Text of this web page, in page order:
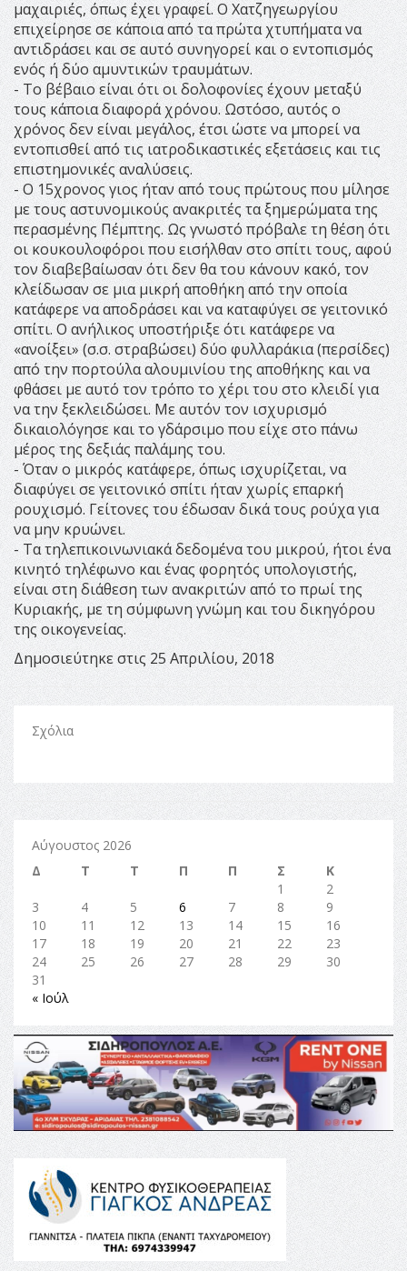
μαχαιριές, όπως έχει γραφεί. Ο Χατζηγεωργίου
επιχείρησε σε κάποια από τα πρώτα χτυπήματα να
αντιδράσει και σε αυτό συνηγορεί και ο εντοπισμός
ενός ή δύο αμυντικών τραυμάτων.
- Το βέβαιο είναι ότι οι δολοφονίες έχουν μεταξύ
τους κάποια διαφορά χρόνου. Ωστόσο, αυτός ο
χρόνος δεν είναι μεγάλος, έτσι ώστε να μπορεί να
εντοπισθεί από τις ιατροδικαστικές εξετάσεις και τις
επιστημονικές αναλύσεις.
- Ο 15χρονος γιος ήταν από τους πρώτους που μίλησε
με τους αστυνομικούς ανακριτές τα ξημερώματα της
περασμένης Πέμπτης. Ως γνωστό πρόβαλε τη θέση ότι
οι κουκουλοφόροι που εισήλθαν στο σπίτι τους, αφού
τον διαβεβαίωσαν ότι δεν θα του κάνουν κακό, τον
κλείδωσαν σε μια μικρή αποθήκη από την οποία
κατάφερε να αποδράσει και να καταφύγει σε γειτονικό
σπίτι. Ο ανήλικος υποστήριξε ότι κατάφερε να
«ανοίξει» (σ.σ. στραβώσει) δύο φυλλαράκια (περσίδες)
από την πορτούλα αλουμινίου της αποθήκης και να
φθάσει με αυτό τον τρόπο το χέρι του στο κλειδί για
να την ξεκλειδώσει. Με αυτόν τον ισχυρισμό
δικαιολόγησε και το γδάρσιμο που είχε στο πάνω
μέρος της δεξιάς παλάμης του.
- Όταν ο μικρός κατάφερε, όπως ισχυρίζεται, να
διαφύγει σε γειτονικό σπίτι ήταν χωρίς επαρκή
ρουχισμό. Γείτονες του έδωσαν δικά τους ρούχα για
να μην κρυώνει.
- Τα τηλεπικοινωνιακά δεδομένα του μικρού, ήτοι ένα
κινητό τηλέφωνο και ένας φορητός υπολογιστής,
είναι στη διάθεση των ανακριτών από το πρωί της
Κυριακής, με τη σύμφωνη γνώμη και του δικηγόρου
της οικογενείας.
Δημοσιεύτηκε στις 25 Απριλίου, 2018
Σχόλια
Αύγουστος 2026
Δ
Τ Τ Π Π Σ
Κ
1
2
3
4 5 6 7 8
9
10
11 12 13 14 15
16
17
18 19 20 21 22
23
24
25 26 27 28 29
30
31
« Ιούλ